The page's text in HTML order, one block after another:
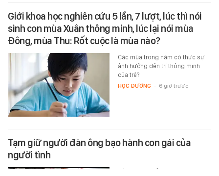
Giới khoa học nghiên cứu 5 lần, 7 lượt, lúc thì nói
sinh con mùa Xuân thông minh, lúc lại nói mùa
Đông, mùa Thu: Rốt cuộc là mùa nào?
Các mùa trong năm có thực sự
ảnh hưởng đến trí thông minh
của trẻ?
HỌC ĐƯỜNG - 6 giờ trước
Tạm giữ người đàn ông bạo hành con gái của
người tình
Công an TP.Đồng Nai tạm giữ